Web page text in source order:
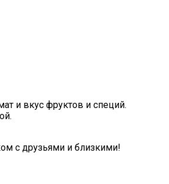
и вкус фруктов и специй.
с друзьями и близкими!